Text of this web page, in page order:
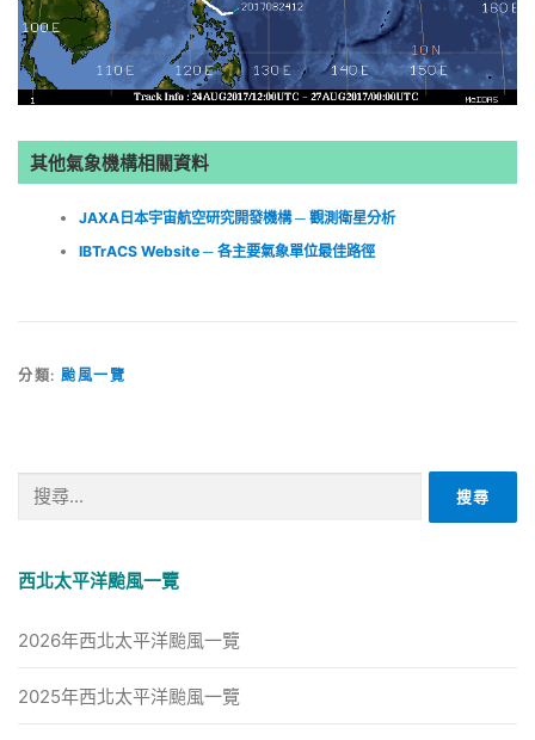
其他氣象機構相關資料
JAXA日本宇宙航空研究開發機構 ─ 觀測衛星分析
IBTrACS Website ─ 各主要氣象單位最佳路徑
分類: 颱風一覽
字:
西北太平洋颱風一覽
2026年西北太平洋颱風一覽
2025年西北太平洋颱風一覽